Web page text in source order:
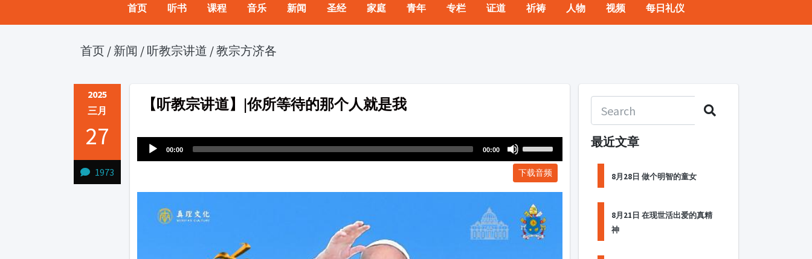
首页 听书 课程 音乐 新闻 圣经 家庭 青年 专栏 证道 祈祷 人物 视频 每日礼仪
首页 / 新闻 / 听教宗讲道 /教宗方济各
2025
三月
27
1973
【听教宗讲道】|你所等待的那个人就是我
Player
00:00 00:00
Arrow
increase
or
decrease
下载音频
最近文章
8月28日 做个明智的童女
8月21日 在现世活出爱的真精
神